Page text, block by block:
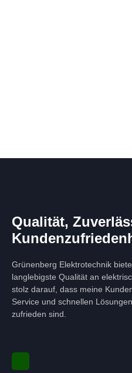
Qualität,
Grünenberg Elektrotechnik
langlebigste Qualität an
stolz darauf, dass meine
Service und schnellen
zufrieden sind.